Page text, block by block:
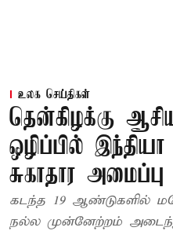
உலக செய்திகள்
தென்கிழக்கு
ஒழிப்பில்
சுகாதார அமைப்பு
கடந்த 19 ஆண்டுகளில்
நல்ல முன்னேற்றம்